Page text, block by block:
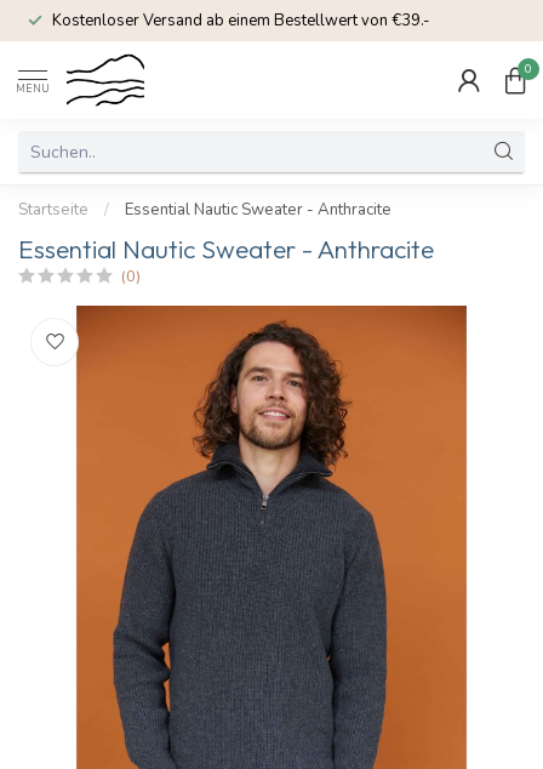
Kostenloser Versand ab einem Bestellwert von €39.-
MENU
0
Startseite / Essential Nautic Sweater - Anthracite
Essential Nautic Sweater - Anthracite
(0)